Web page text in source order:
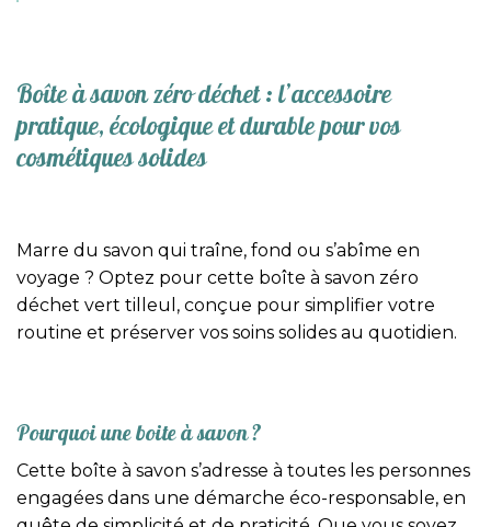
Boîte à savon zéro déchet : l’accessoire
pratique, écologique et durable pour vos
cosmétiques solides
Marre du savon qui traîne, fond ou s’abîme en
voyage ? Optez pour cette boîte à savon zéro
déchet vert tilleul, conçue pour simplifier votre
routine et préserver vos soins solides au quotidien.
Pourquoi une boite à savon ?
Cette boîte à savon s’adresse à toutes les personnes
engagées dans une démarche éco-responsable, en